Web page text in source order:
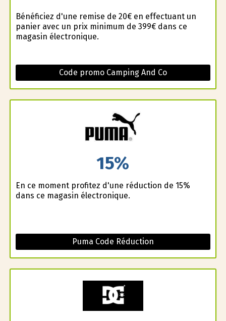
Bénéficiez d'une remise de 20€ en effectuant un
panier avec un prix minimum de 399€ dans ce
magasin électronique.
Code promo Camping And Co
15%
En ce moment profitez d'une réduction de 15%
dans ce magasin électronique.
Puma Code Réduction